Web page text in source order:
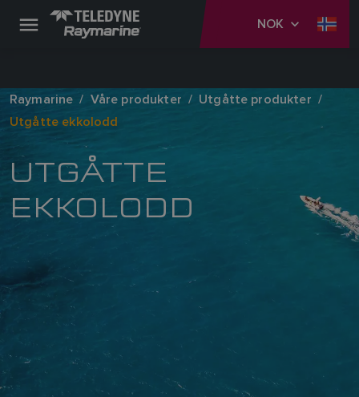
NOK
Raymarine Våre produkter
Utgåtte produkter
Utgåtte ekkolodd
UTGÅTTE
EKKOLODD